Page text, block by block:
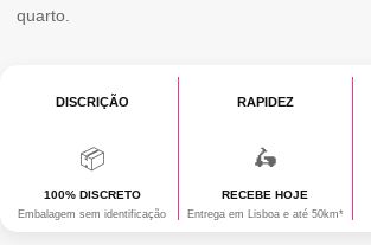
quarto.
DISCRIÇÃO
📦
100% DISCRETO
Embalagem sem identificação
RAPIDEZ
🛵
RECEBE HOJE
Entrega em Lisboa e até 50km*